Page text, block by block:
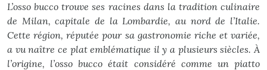
L’osso bucco trouve ses racines dans la tradition culinaire
de Milan, capitale de la Lombardie, au nord de l’Italie.
Cette région, réputée pour sa gastronomie riche et variée,
a vu naître ce plat emblématique il y a plusieurs siècles. À
l’origine, l’osso bucco était considéré comme un piatto